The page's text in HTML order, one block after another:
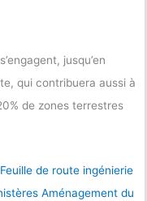
jusqu’en
qui contribuera aussi à
de zones terrestres
Feuille de route ingénierie
Aménagement du